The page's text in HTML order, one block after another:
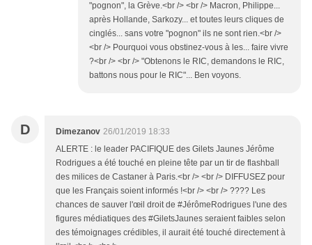
"pognon", la Grève.<br /> <br /> Macron, Philippe...
après Hollande, Sarkozy... et toutes leurs cliques de
cinglés... sans votre "pognon" ils ne sont rien.<br />
<br /> Pourquoi vous obstinez-vous à les... faire vivre
?<br /> <br /> "Obtenons le RIC, demandons le RIC,
battons nous pour le RIC"... Ben voyons.
D Dimezanov 26/01/2019 18:33
ALERTE : le leader PACIFIQUE des Gilets Jaunes Jérôme
Rodrigues a été touché en pleine tête par un tir de flashball
des milices de Castaner à Paris.<br /> <br /> DIFFUSEZ pour
que les Français soient informés !<br /> <br /> ???? Les
chances de sauver l'œil droit de #JérômeRodrigues l'une des
figures médiatiques des #GiletsJaunes seraient faibles selon
des témoignages crédibles, il aurait été touché directement à